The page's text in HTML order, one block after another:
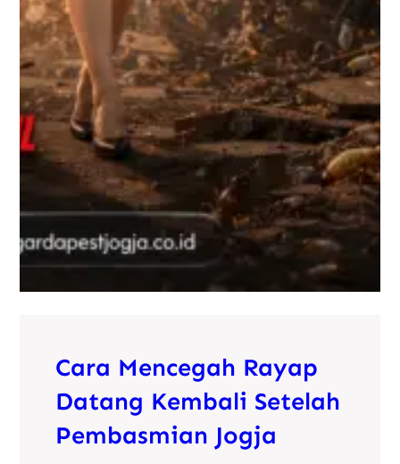
Cara Mencegah Rayap
Datang Kembali Setelah
Pembasmian Jogja